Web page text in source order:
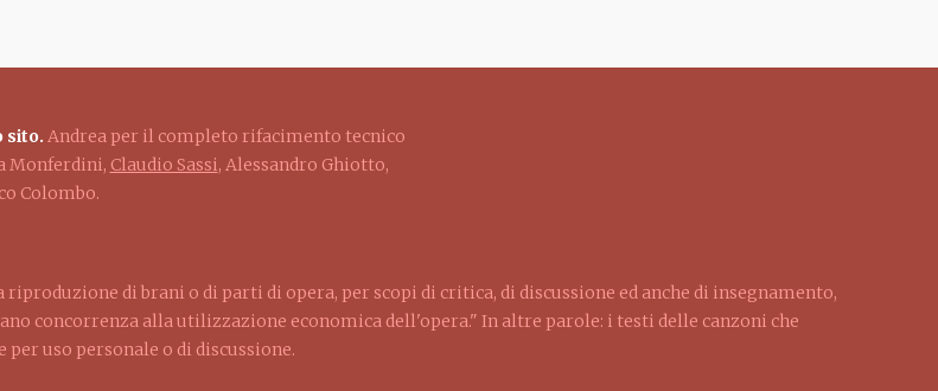
sito. Andrea per il completo rifacimento tecnico
Monferdini, Claudio Sassi, Alessandro Ghiotto,
Colombo.
riproduzione di brani o di parti di opera, per scopi di critica, di discussione ed anche di insegnamento,
concorrenza alla utilizzazione economica dell'opera." In altre parole: i testi delle canzoni che
uso personale o di discussione.